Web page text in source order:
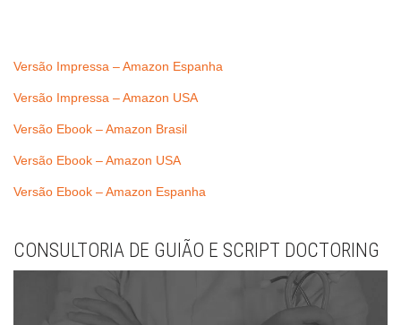
Versão Impressa – Amazon Espanha
Versão Impressa – Amazon USA
Versão Ebook – Amazon Brasil
Versão Ebook – Amazon USA
Versão Ebook – Amazon Espanha
CONSULTORIA DE GUIÃO E SCRIPT DOCTORING